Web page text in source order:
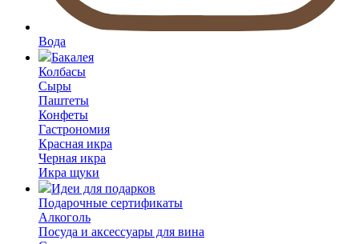
Вода
Бакалея
Колбасы
Сыры
Паштеты
Конфеты
Гастрономия
Красная икра
Черная икра
Икра щуки
Идеи для подарков
Подарочные сертификаты
Алкоголь
Посуда и аксессуары для вина